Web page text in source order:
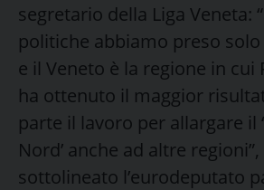
segretario della Liga Veneta:
politiche abbiamo preso
e il Veneto è la regione in cui
ha ottenuto il maggior
parte il lavoro per allargare il
Nord’ anche ad altre regioni”,
sottolineato l’eurodeputato